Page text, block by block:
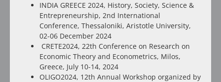
INDIA GREECE 2024, History, Society, Science &
Entrepreneurship, 2nd International
Conference, Thessaloniki, Aristotle University,
02-06 December 2024
CRETE2024, 22th Conference on Research on
Economic Theory and Econometrics, Milos,
Greece, July 10-14, 2024
OLIGO2024, 12th Annual Workshop organized by